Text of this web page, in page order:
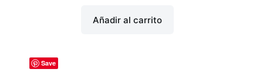
Añadir al carrito
Save